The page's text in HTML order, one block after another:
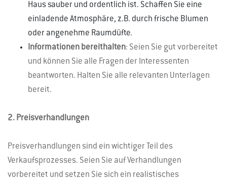
Haus sauber und ordentlich ist. Schaffen Sie eine
einladende Atmosphäre, z.B. durch frische Blumen
oder angenehme Raumdüfte.
Informationen bereithalten: Seien Sie gut vorbereitet
und können Sie alle Fragen der Interessenten
beantworten. Halten Sie alle relevanten Unterlagen
bereit.
2. Preisverhandlungen
Preisverhandlungen sind ein wichtiger Teil des
Verkaufsprozesses. Seien Sie auf Verhandlungen
vorbereitet und setzen Sie sich ein realistisches